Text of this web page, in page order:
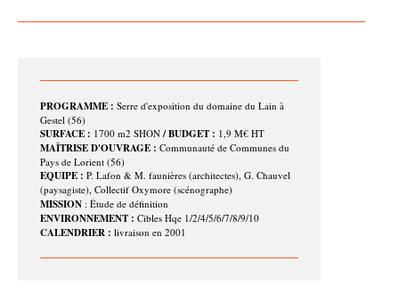
PROGRAMME : Serre d'exposition du domaine du Lain à
Gestel (56)
SURFACE : 1700 m2 SHON/ BUDGET : 1,9 M€ HT
MAÎTRISE D'OUVRAGE : Communauté de Communes du
Pays de Lorient (56)
EQUIPE : P. Lafon & M. faunières (architectes), G. Chauvel
(paysagiste), Collectif Oxymore (scénographe)
MISSION : Étude de définition
ENVIRONNEMENT : Cibles Hqe 1/2/4/5/6/7/8/9/10
CALENDRIER : livraison en 2001